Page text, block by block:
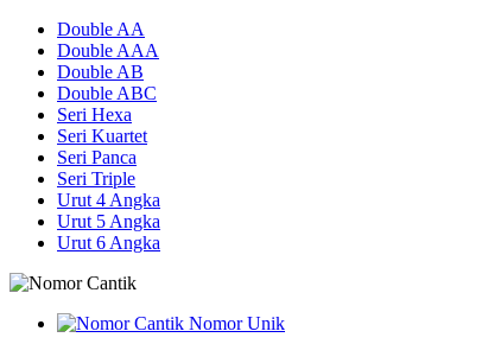
Double AA
Double AAA
Double AB
Double ABC
Seri Hexa
Seri Kuartet
Seri Panca
Seri Triple
Urut 4 Angka
Urut 5 Angka
Urut 6 Angka